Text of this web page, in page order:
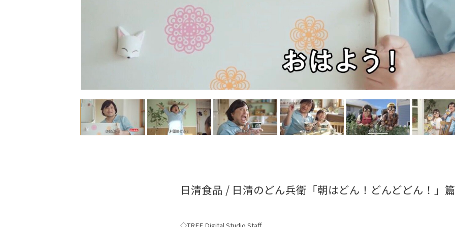
日清食品 / 日清のどん兵衛「朝はどん！どんどどん！」篇